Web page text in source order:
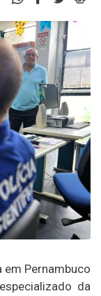
Pernambuco
da